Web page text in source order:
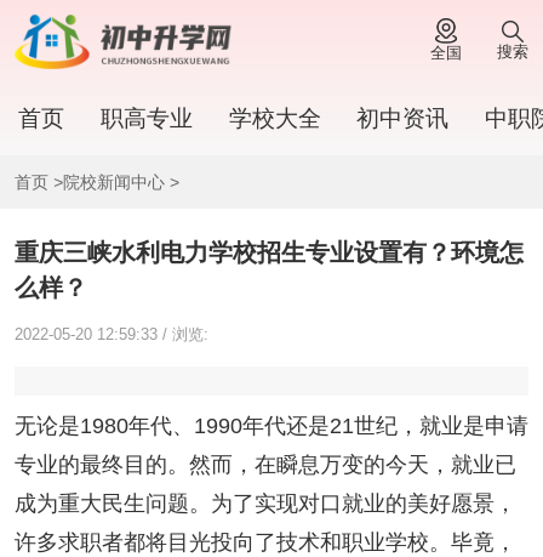
全国 搜索
首页 职高专业 学校大全 初中资讯 中职
首页 >院校新闻中心>
重庆三峡水利电力学校招生专业设置有？环境怎
么样？
2022-05-20 12:59:33 / 浏览:
无论是1980年代、1990年代还是21世纪，就业是申请
专业的最终目的。然而，在瞬息万变的今天，就业已
成为重大民生问题。为了实现对口就业的美好愿景，
许多求职者都将目光投向了技术和职业学校。毕竟，